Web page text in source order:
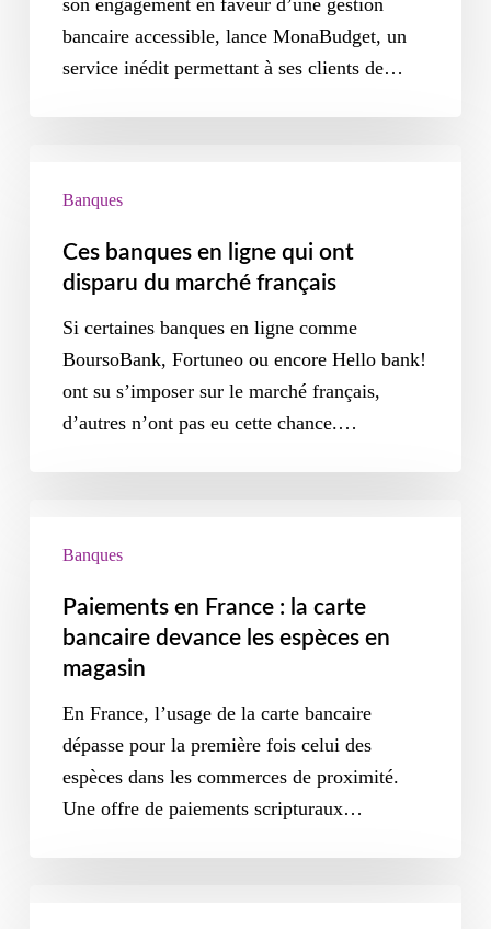
bancaire accessible, lance MonaBudget, un
service inédit permettant à ses clients de…
Banques
Ces banques en ligne qui ont
disparu du marché français
Si certaines banques en ligne comme
BoursoBank, Fortuneo ou encore Hello bank!
ont su s’imposer sur le marché français,
d’autres n’ont pas eu cette chance.…
Banques
Paiements en France : la carte
bancaire devance les espèces en
magasin
En France, l’usage de la carte bancaire
dépasse pour la première fois celui des
espèces dans les commerces de proximité.
Une offre de paiements scripturaux…